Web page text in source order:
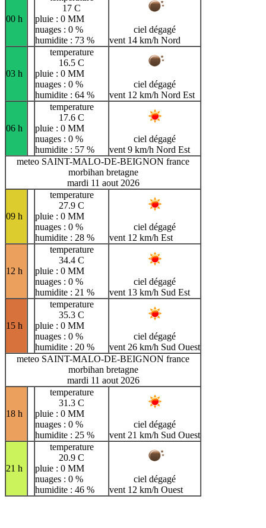
00 h
17 C
pluie : 0 MM
nuages : 0 %
humidite : 73 %
ciel dégagé
vent 14 km/h Nord
03 h
temperature
16.5 C
pluie : 0 MM
nuages : 0 %
humidite : 64 %
ciel dégagé
vent 12 km/h Nord Est
06 h
temperature
17.6 C
pluie : 0 MM
nuages : 0 %
humidite : 57 %
ciel dégagé
vent 9 km/h Nord Est
meteo SAINT-MALO-DE-BEIGNON france
morbihan bretagne
mardi 11 aout 2026
09 h
temperature
27.9 C
pluie : 0 MM
nuages : 0 %
humidite : 28 %
ciel dégagé
vent 12 km/h Est
12 h
temperature
34.4 C
pluie : 0 MM
nuages : 0 %
humidite : 21 %
ciel dégagé
vent 13 km/h Sud Est
15 h
temperature
35.3 C
pluie : 0 MM
nuages : 0 %
humidite : 20 %
ciel dégagé
vent 26 km/h Sud Ouest
meteo SAINT-MALO-DE-BEIGNON france
morbihan bretagne
mardi 11 aout 2026
18 h
temperature
31.3 C
pluie : 0 MM
nuages : 0 %
humidite : 25 %
ciel dégagé
vent 21 km/h Sud Ouest
21 h
temperature
20.9 C
pluie : 0 MM
nuages : 0 %
humidite : 46 %
ciel dégagé
vent 12 km/h Ouest